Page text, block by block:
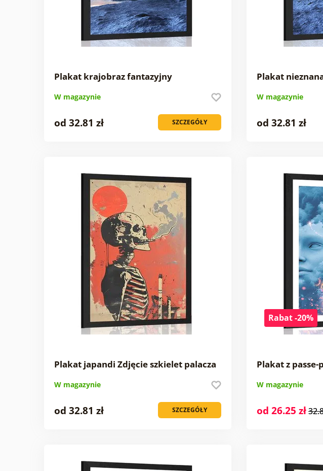
Plakat krajobraz fantazyjny
W magazynie
SZCZEGÓŁY
od 32.81 zł
Plakat
W magazynie
od 32.81 zł
Plakat japandi Zdjęcie szkielet palacza
W magazynie
SZCZEGÓŁY
od 32.81 zł
Rabat -20%
Plakat z
W magazynie
od 26.25 zł